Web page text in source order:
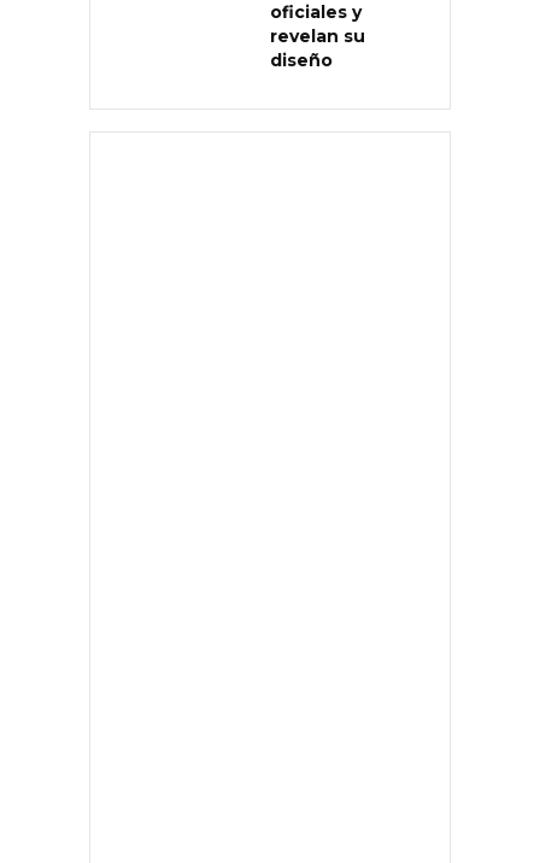
oficiales y
revelan su
diseño